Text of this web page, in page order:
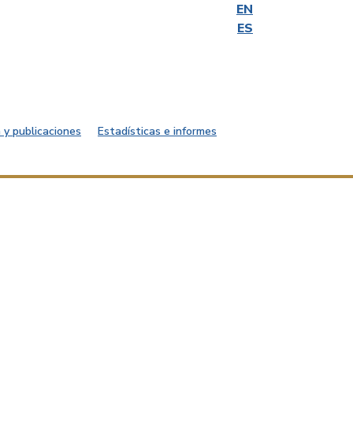
EN
ES
publicaciones Estadísticas e informes